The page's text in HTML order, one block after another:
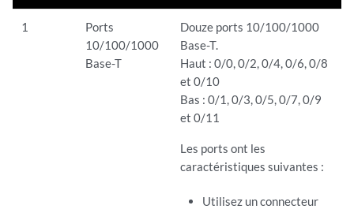
1
Ports
10/100/1000
Base-T
Douze ports 10/100/1000
Base-T.
Haut : 0/0, 0/2, 0/4, 0/6, 0/8
et 0/10
Bas : 0/1, 0/3, 0/5, 0/7, 0/9
et 0/11
Les ports ont les
caractéristiques suivantes :
Utilisez un connecteur